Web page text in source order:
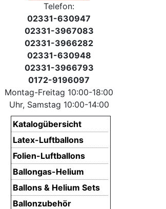
Telefon:
02331-630947
02331-3967083
02331-3966282
02331-630948
02331-3966793
0172-9196097
Montag-Freitag 10:00-18:00
Uhr, Samstag 10:00-14:00
Katalogübersicht
Latex-Luftballons
Folien-Luftballons
Ballongas-Helium
Ballons & Helium Sets
Ballonzubehör